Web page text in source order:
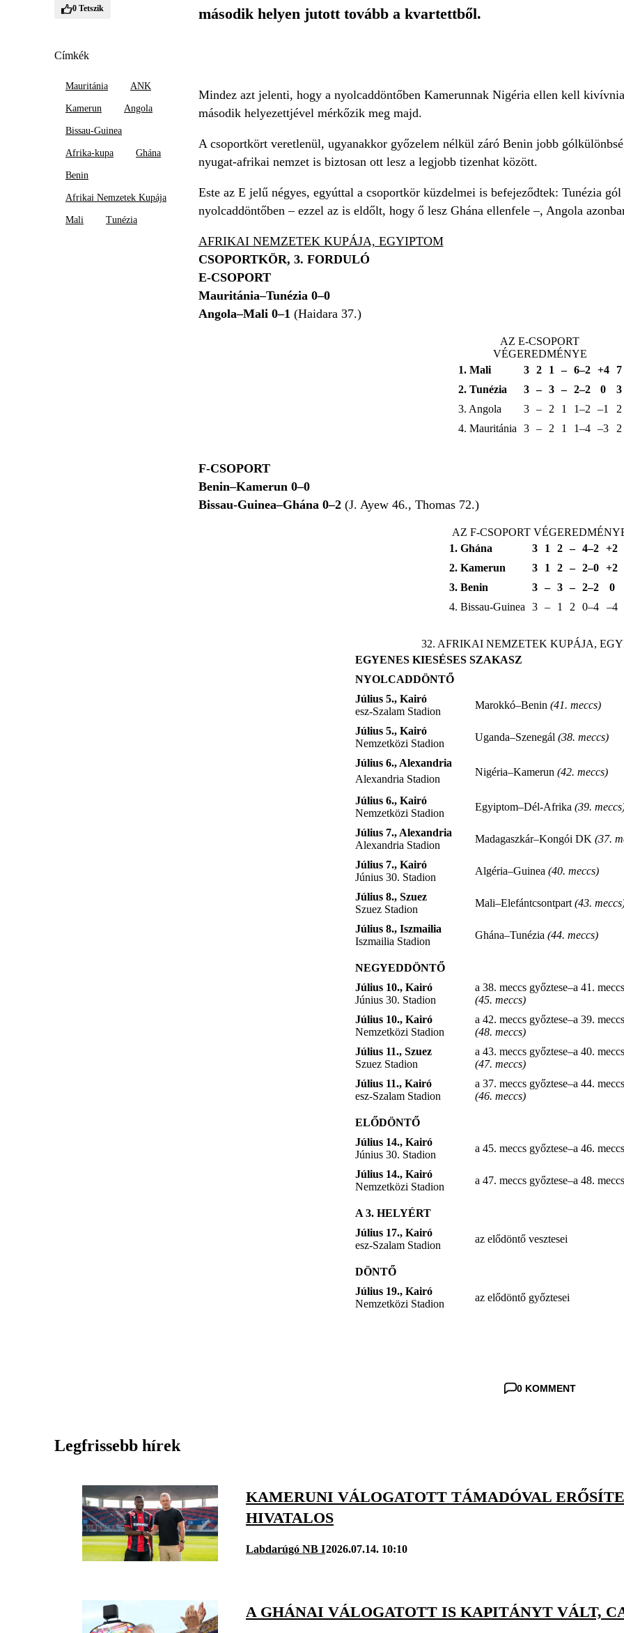
0 Tetszik
Címkék
Mauritánia ANK
Kamerun Angola
Bissau-Guinea
Afrika-kupa Ghána
Benin
Afrikai Nemzetek Kupája
Mali Tunézia
második helyen jutott tovább a kvartettből.
Mindez azt jelenti, hogy a nyolcaddöntőben Kamerunnak Nigéria ellen kell
második helyezettjével mérkőzik meg majd.
A csoportkört veretlenül, ugyanakkor győzelem nélkül záró Benin jobb
nyugat-afrikai nemzet is biztosan ott lesz a legjobb tizenhat között.
Este az E jelű négyes, egyúttal a csoportkör küzdelmei is befejeződtek: Tunézia
nyolcaddöntőben – ezzel az is eldőlt, hogy ő lesz Ghána ellenfele –, Angola
AFRIKAI NEMZETEK KUPÁJA, EGYIPTOM
CSOPORTKÖR, 3. FORDULÓ
E-CSOPORT
Mauritánia–Tunézia 0–0
Angola–Mali 0–1 (Haidara 37.)
AZ E-CSOPORT
VÉGEREDMÉNYE
1. Mali
3 2 1 – 6–2 +4
7
2. Tunézia
3 – 3 – 2–2 0
3
3. Angola
3 – 2 1 1–2 –1
2
4. Mauritánia
3 – 2 1 1–4 –3 2
F-CSOPORT
Benin–Kamerun 0–0
Bissau-Guinea–Ghána 0–2 (J. Ayew 46., Thomas 72.)
AZ F-CSOPORT
1. Ghána
3 1 2 – 4–2 +2
2. Kamerun
3 1 2 – 2–0 +2
3. Benin
3 – 3 – 2–2 0
4. Bissau-Guinea
3 – 1 2 0–4 –4
32. AFRIKAI NEMZETEK KUPÁJA,
EGYENES KIESÉSES SZAKASZ
NYOLCADDÖNTŐ
Július 5., Kairó
esz-Szalam Stadion
Marokkó–Benin(41. meccs)
Július 5., Kairó
Nemzetközi Stadion
Uganda–Szenegál(38. meccs)
Július 6., Alexandria
Alexandria Stadion
Nigéria–Kamerun(42. meccs)
Július 6., Kairó
Nemzetközi Stadion
Egyiptom–Dél-Afrika (39.
Július 7., Alexandria
Alexandria Stadion
Madagaszkár–Kongói DK (37.
Július 7., Kairó
Június 30. Stadion
Algéria–Guinea (40. meccs)
Július 8., Szuez
Szuez Stadion
Mali–Elefántcsontpart (43.
Július 8., Iszmailia
Iszmailia Stadion
Ghána–Tunézia (44. meccs)
NEGYEDDÖNTŐ
Július 10., Kairó
Június 30. Stadion
a 38. meccs győztese–a 41.
(45. meccs)
Július 10., Kairó
Nemzetközi Stadion
a 42. meccs győztese–a 39.
(48. meccs)
Július 11., Szuez
Szuez Stadion
a 43. meccs győztese–a 40.
(47. meccs)
Július 11., Kairó
esz-Szalam Stadion
a 37. meccs győztese–a 44.
(46. meccs)
ELŐDÖNTŐ
Július 14., Kairó
Június 30. Stadion
a 45. meccs győztese–a 46.
Július 14., Kairó
Nemzetközi Stadion
a 47. meccs győztese–a 48.
A 3. HELYÉRT
Július 17., Kairó
esz-Szalam Stadion
az elődöntő vesztesei
DÖNTŐ
Július 19., Kairó
Nemzetközi Stadion
az elődöntő győztesei
0 KOMMENT
Legfrissebb hírek
KAMERUNI VÁLOGATOTT TÁMADÓVAL
HIVATALOS
Labdarúgó NB I2026.07.14. 10:10
A GHÁNAI VÁLOGATOTT IS KAPITÁNYT VÁLT,